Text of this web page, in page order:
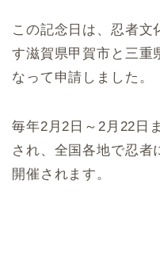
この記念日は、忍者文
す滋賀県甲賀市と三重
なって申請しました。
毎年2月2日～2月22日
され、全国各地で忍者
開催されます。